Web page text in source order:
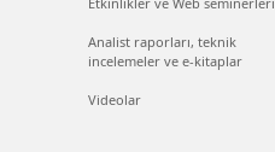
Analist raporları, teknik
incelemeler ve e-kitaplar
Videolar